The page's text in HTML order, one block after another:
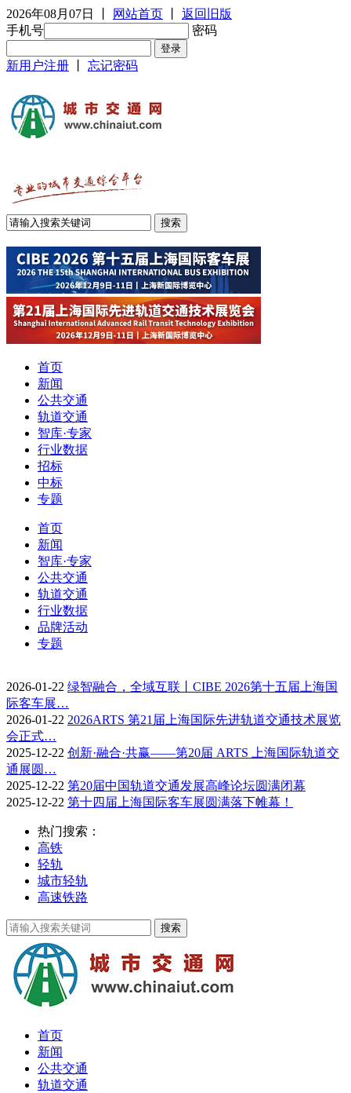
2026年08月07日 网站首页
返回旧版
手机号
密码
新用户注册 忘记密码
首页
新闻
公共交通
轨道交通
智库·专家
行业数据
招标
中标
专题
首页
新闻
智库·专家
公共交通
轨道交通
行业数据
品牌活动
专题
2026-01-22 绿智融合，全域互联丨CIBE 2026第十五届上海国
际客车展…
2026-01-22 2026ARTS 第21届上海国际先进轨道交通技术展览
会正式…
2025-12-22 创新·融合·共赢——第20届 ARTS 上海国际轨道交
通展圆…
2025-12-22 第20届中国轨道交通发展高峰论坛圆满闭幕
2025-12-22 第十四届上海国际客车展圆满落下帷幕！
热门搜索：
高铁
轻轨
城市轻轨
高速铁路
首页
新闻
公共交通
轨道交通